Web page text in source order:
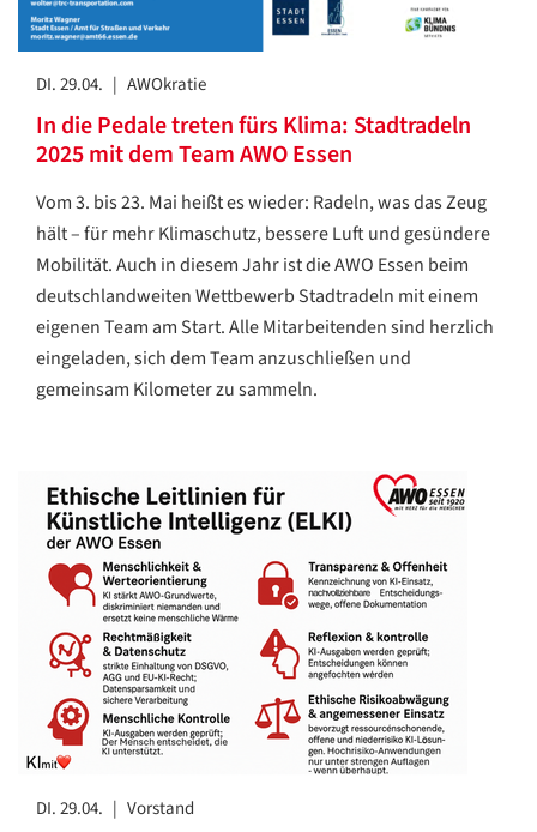
DI. 29.04. | AWOkratie
In die Pedale treten fürs Klima: Stadtradeln
2025 mit dem Team AWO Essen
Vom 3. bis 23. Mai heißt es wieder: Radeln, was das Zeug
hält – für mehr Klimaschutz, bessere Luft und gesündere
Mobilität. Auch in diesem Jahr ist die AWO Essen beim
deutschlandweiten Wettbewerb Stadtradeln mit einem
eigenen Team am Start. Alle Mitarbeitenden sind herzlich
eingeladen, sich dem Team anzuschließen und
gemeinsam Kilometer zu sammeln.
DI. 29.04. | Vorstand